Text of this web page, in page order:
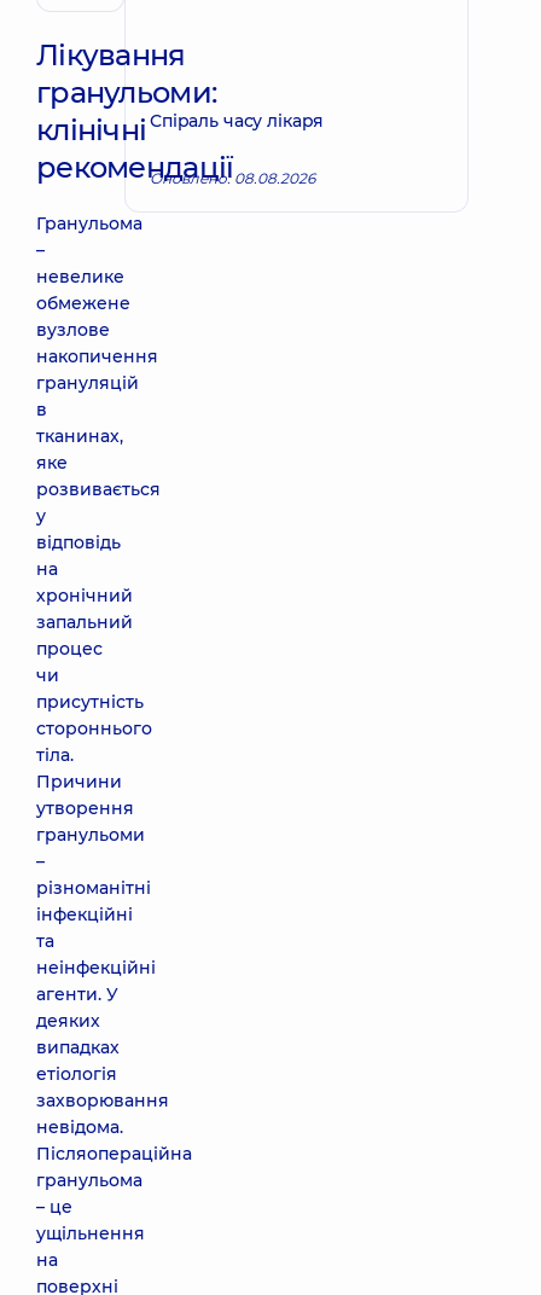
Лікування
гранульоми:
клінічні
рекомендації
Гранульома
–
невелике
обмежене
вузлове
накопичення
грануляцій
в
тканинах,
яке
розвивається
у
відповідь
на
хронічний
запальний
процес
чи
присутність
стороннього
тіла.
Причини
утворення
гранульоми
–
різноманітні
інфекційні
та
неінфекційні
агенти. У
деяких
випадках
етіологія
захворювання
невідома.
Післяопераційна
гранульома
– це
ущільнення
на
поверхні
Спіраль часу лікаря
Оновлено: 08.08.2026